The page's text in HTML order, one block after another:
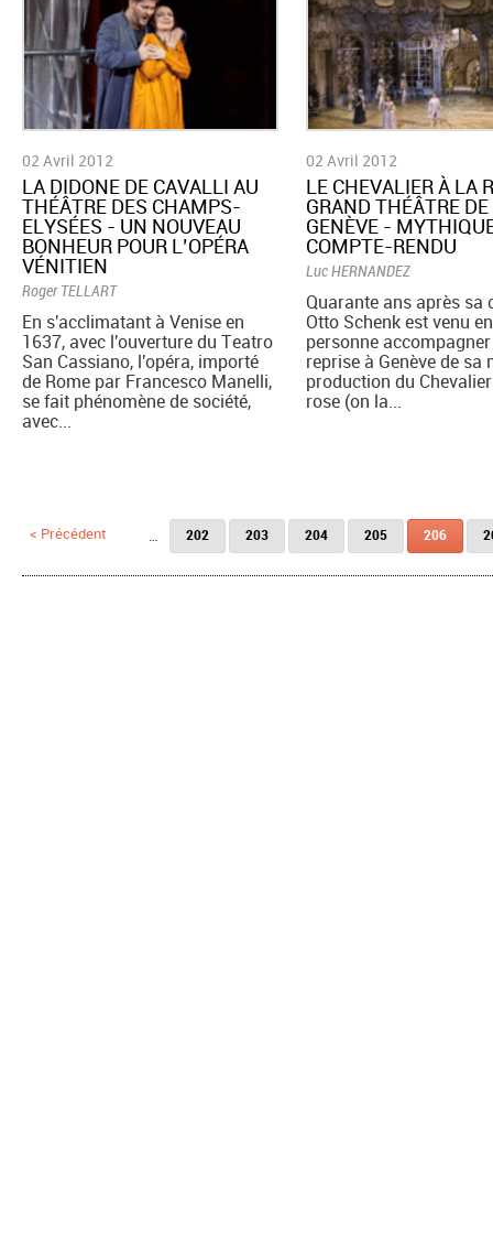
02 Avril 2012
LA DIDONE DE CAVALLI AU
THÉÂTRE DES CHAMPS-
ELYSÉES - UN NOUVEAU
BONHEUR POUR L’OPÉRA
VÉNITIEN
Roger TELLART
En s'acclimatant à Venise en
1637, avec l'ouverture du Teatro
San Cassiano, l'opéra, importé
de Rome par Francesco Manelli,
se fait phénomène de société,
avec...
02 Avril 2012
LE CHEVALIER À LA
GRAND THÉÂTRE DE
GENÈVE -
COMPTE-RENDU
Luc HERNANDEZ
Quarante ans après sa
Otto Schenk est venu en
personne
reprise à Genève de sa
production du
rose (on la...
< Précédent 202 203 204 205 206